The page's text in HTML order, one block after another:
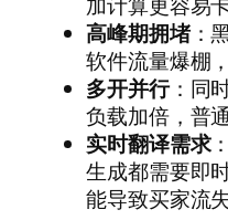
高峰期拥堵：
软件流量爆棚
多开并行：同
负载加倍，普
实时翻译需求
生成都需要即
能导致买家流失